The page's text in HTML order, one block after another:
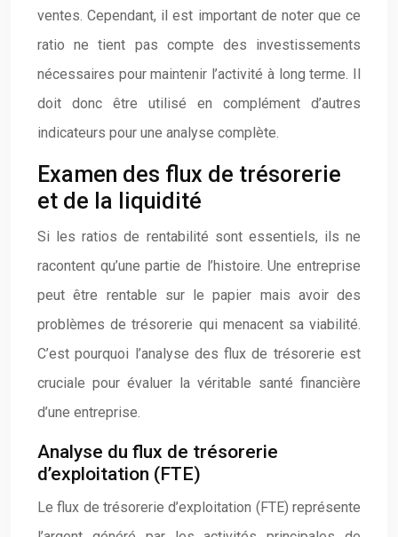
ventes. Cependant, il est important de noter que ce
ratio ne tient pas compte des investissements
nécessaires pour maintenir l’activité à long terme. Il
doit donc être utilisé en complément d’autres
indicateurs pour une analyse complète.
Examen des flux de trésorerie
et de la liquidité
Si les ratios de rentabilité sont essentiels, ils ne
racontent qu’une partie de l’histoire. Une entreprise
peut être rentable sur le papier mais avoir des
problèmes de trésorerie qui menacent sa viabilité.
C’est pourquoi l’analyse des flux de trésorerie est
cruciale pour évaluer la véritable santé financière
d’une entreprise.
Analyse du flux de trésorerie
d’exploitation (FTE)
Le flux de trésorerie d’exploitation (FTE) représente